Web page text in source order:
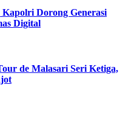
Dorong Generasi
Digital
de Malasari Seri Ketiga,